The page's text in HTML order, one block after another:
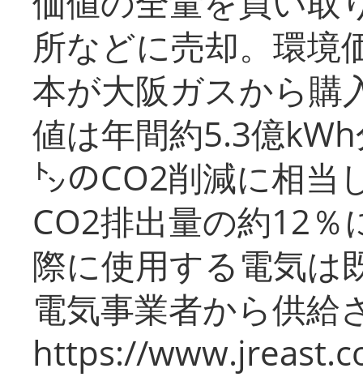
所などに売却。環境
本が大阪ガスから購
値は年間約5.3億
㌧のCO2削減に相当
CO2排出量の約12％
際に使用する電気は
電気事業者から供給
https://